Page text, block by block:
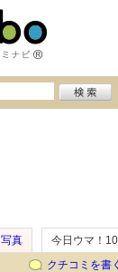
写真 今日ウマ！10
クチコミを書く